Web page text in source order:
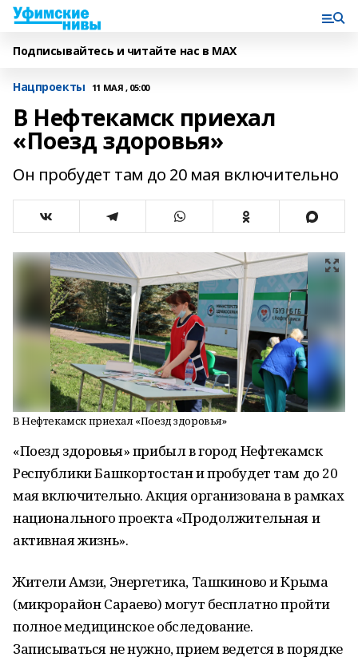
Подписывайтесь и читайте нас в MAX
Нацпроекты 11 МАЯ , 05:00
В Нефтекамск приехал
«Поезд здоровья»
Он пробудет там до 20 мая включительно
В Нефтекамск приехал «Поезд здоровья»
«Поезд здоровья» прибыл в город Нефтекамск
Республики Башкортостан и пробудет там до 20
мая включительно. Акция организована в рамках
национального проекта «Продолжительная и
активная жизнь».
Жители Амзи, Энергетика, Ташкиново и Крыма
(микрорайон Сараево) могут бесплатно пройти
полное медицинское обследование.
Записываться не нужно, прием ведется в порядке